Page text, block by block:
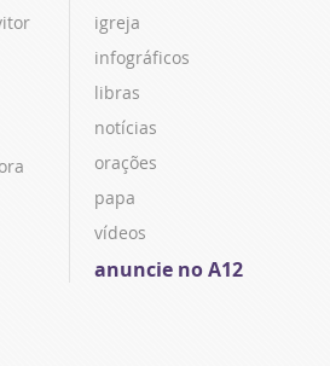
igreja
infográficos
libras
notícias
orações
papa
vídeos
anuncie no A12